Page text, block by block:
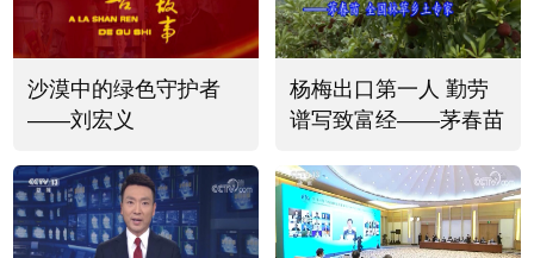
沙漠中的绿色守护者
——刘宏义
杨梅出口第一人 勤劳
谱写致富经——茅春苗